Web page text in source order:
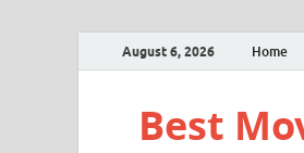
August 6, 2026 Home
Best